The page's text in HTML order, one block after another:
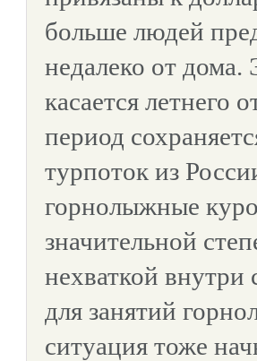
больше людей
недалеко от дома.
касается летнего
период
турпоток из
горнолыжные
значительной
нехваткой
для занятий
ситуация тоже